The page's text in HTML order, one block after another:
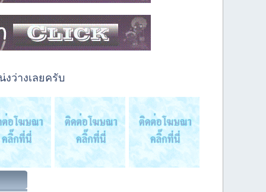
งว่างเลยครับ